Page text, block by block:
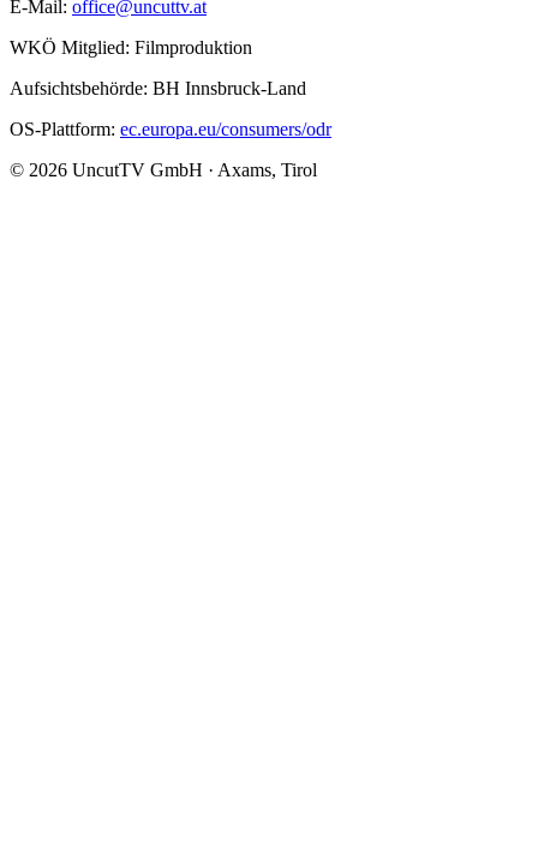
E-Mail: office@uncuttv.at
WKÖ Mitglied: Filmproduktion
Aufsichtsbehörde: BH Innsbruck-Land
OS-Plattform: ec.europa.eu/consumers/odr
© 2026 UncutTV GmbH · Axams, Tirol